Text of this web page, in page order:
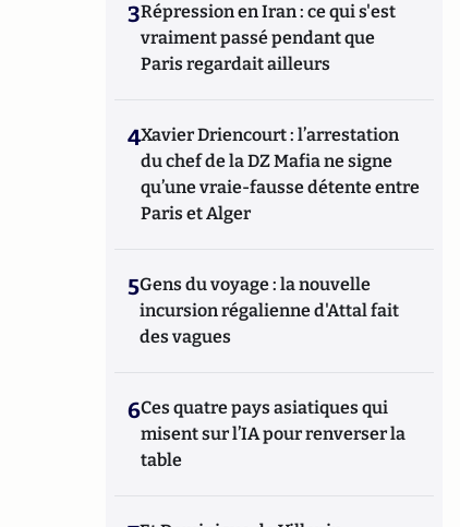
3Répression en Iran : ce qui s'est
vraiment passé pendant que
Paris regardait ailleurs
4Xavier Driencourt : l’arrestation
du chef de la DZ Mafia ne signe
qu’une vraie-fausse détente entre
Paris et Alger
5Gens du voyage : la nouvelle
incursion régalienne d'Attal fait
des vagues
6Ces quatre pays asiatiques qui
misent sur l’IA pour renverser la
table